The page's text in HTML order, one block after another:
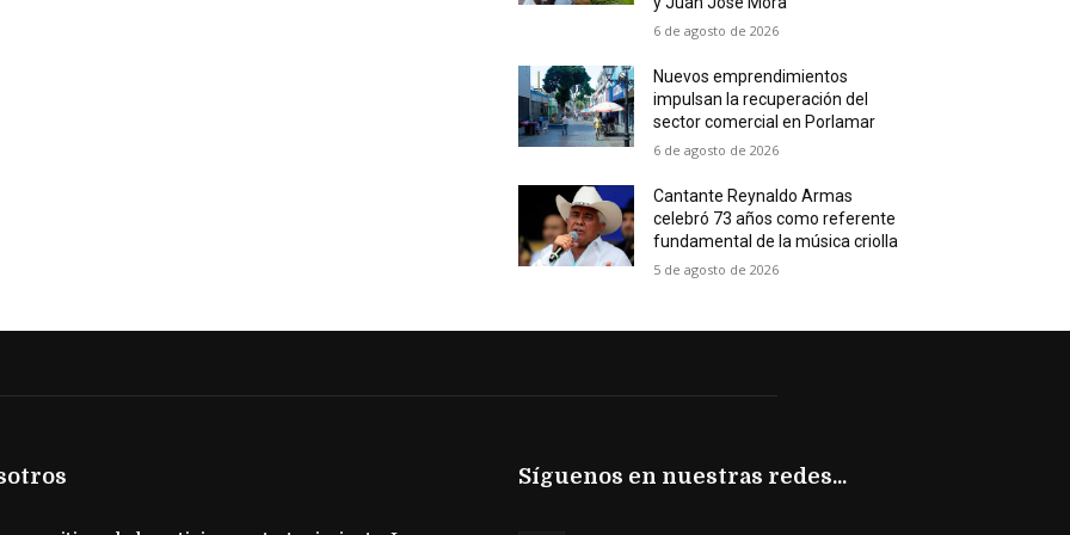
6 de agosto de 2026
Nuevos emprendimientos
impulsan la recuperación del
sector comercial en Porlamar
6 de agosto de 2026
Cantante Reynaldo Armas
celebró 73 años como referente
fundamental de la música criolla
5 de agosto de 2026
Síguenos en nuestras redes...